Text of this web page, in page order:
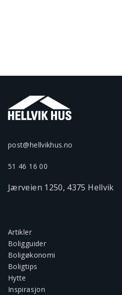
post@hellvikhus.no
51 46 16 00
Jærveien 1250, 4375 Hellvik
Artikler
Boligguider
Boligøkonomi
Boligtips
Hytte
Inspirasjon